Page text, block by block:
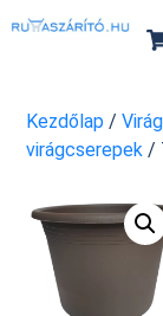
Kezdőlap /
virágcserepek /